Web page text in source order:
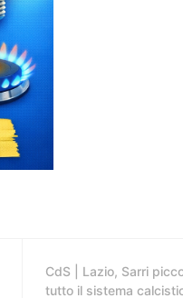
CdS | Lazio, Sarri
tutto il sistema